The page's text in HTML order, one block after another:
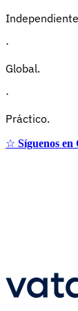
·
Global.
·
Práctico.
☆ Síguenos en